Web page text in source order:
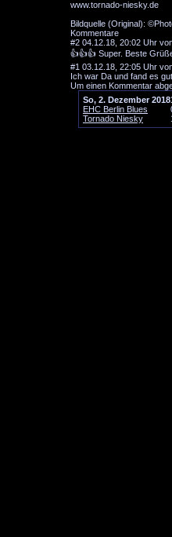
www.tornado-niesky.de
Bildquelle (Original):
Kommentare
#2 04.12.18, 20:02 Uhr
👍👍👍 Super. Beste
#1 03.12.18, 22:05 Uhr
Ich war Da und fand es
Um einen Kommentar
So, 2. Dezember 2018
EHC Berlin Blues
Tornado Niesky